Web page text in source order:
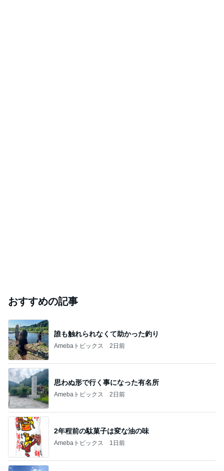
おすすめの記事
誰も触れられなくて助かった釣り
Amebaトピックス 2日前
思わぬ形で行く事になった有名所
Amebaトピックス 2日前
2年程前の駄菓子は変な油の味
Amebaトピックス 1日前